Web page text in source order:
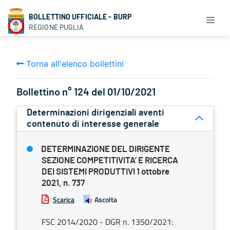
BOLLETTINO UFFICIALE - BURP
REGIONE PUGLIA
Torna all'elenco bollettini
Bollettino n° 124 del 01/10/2021
Determinazioni dirigenziali aventi
contenuto di interesse generale
DETERMINAZIONE DEL DIRIGENTE
SEZIONE COMPETITIVITA’ E RICERCA
DEI SISTEMI PRODUTTIVI 1 ottobre
2021, n. 737
Scarica Ascolta
FSC 2014/2020 - DGR n. 1350/2021: